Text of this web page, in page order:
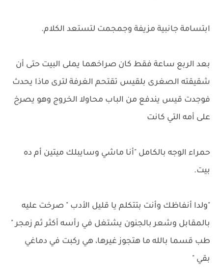
ابتسامة جانبية مزيفة وجمجمت لتستعد الكلام.
بعد الربع ساعة فقط كان صراخهما يملى البيت حتى أن
شقيقته الصغرى بلقيس تقتحم الغرفة لترى ماذا يحدث
فوجدت قيس يندفع من الباب محاولا الخروج وهو يصرخ
على أمه التي كانت
حمراء الوجه بالكامل "أنا ماشي وسايبلك ميتين أم ده
بيت.
"ولدا أنفاظك وأنت بتتكلم يا قليل الأدب " صرخت عليه
بالمقابل وشعر بالجنون يشتغل في رأسه أكثر ثم زمجر "
طب قسما بالله ما هتجوز غيرها، هي ركبت في دماغي
بقي "